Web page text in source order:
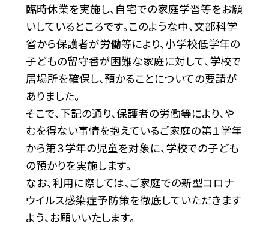
臨時休業を実施し、自宅での家庭学習等をお願
いしているところです。このような中、文部科学
省から保護者が労働等により、小学校低学年の
子どもの留守番が困難な家庭に対して、学校で
居場所を確保し、預かることについての要請が
ありました。
そこで、下記の通り、保護者の労働等により、や
むを得ない事情を抱えているご家庭の第１学年
から第３学年の児童を対象に、学校での子ども
の預かりを実施します。
なお、利用に際しては、ご家庭での新型コロナ
ウイルス感染症予防策を徹底していただきます
よう、お願いいたします。